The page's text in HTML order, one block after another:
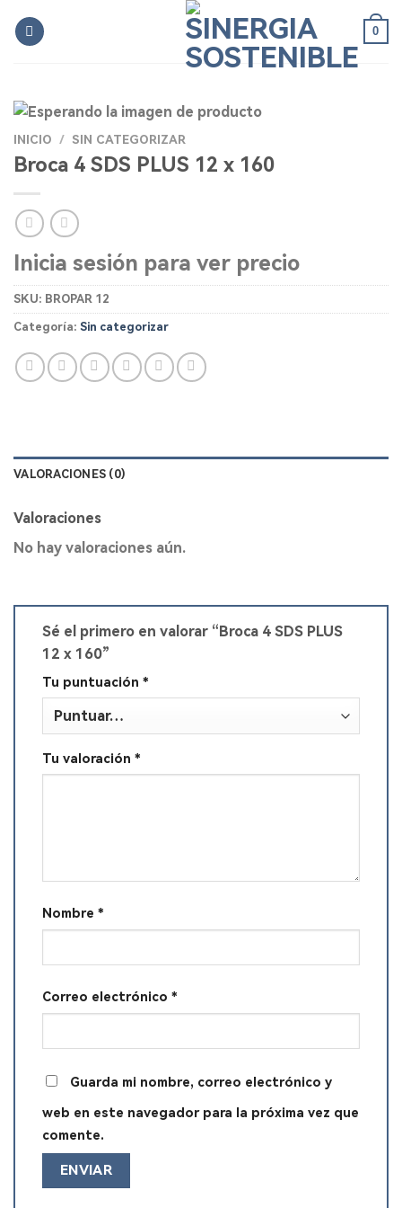
0
INICIO / SIN CATEGORIZAR
Broca 4 SDS PLUS 12 x 160
Inicia sesión para ver precio
SKU: BROPAR 12
Categoría: Sin categorizar
VALORACIONES (0)
Valoraciones
No hay valoraciones aún.
Sé el primero en valorar “Broca 4 SDS PLUS
12 x 160”
Tu puntuación *
Tu valoración *
Nombre *
Correo electrónico *
Guarda mi nombre, correo electrónico y
web en este navegador para la próxima vez que
comente.